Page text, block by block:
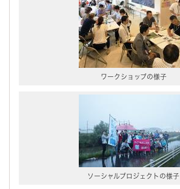
ワークショップの様子
ソーシャルプロジェクトの様子